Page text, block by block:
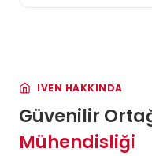
IVEN HAKKINDA
Güvenilir
Mühendisliği